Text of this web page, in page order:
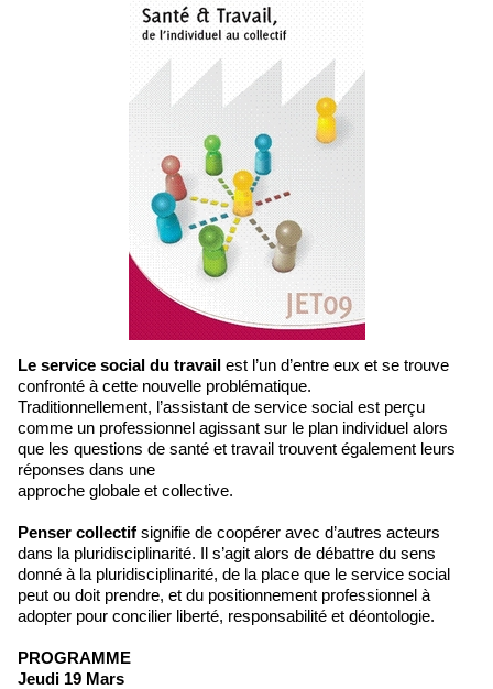
Le service social du travail est l’un d’entre eux et se trouve
confronté à cette nouvelle problématique.
Traditionnellement, l’assistant de service social est perçu
comme un professionnel agissant sur le plan individuel alors
que les questions de santé et travail trouvent également leurs
réponses dans une
approche globale et collective.
Penser collectif signifie de coopérer avec d’autres acteurs
dans la pluridisciplinarité. Il s’agit alors de débattre du sens
donné à la pluridisciplinarité, de la place que le service social
peut ou doit prendre, et du positionnement professionnel à
adopter pour concilier liberté, responsabilité et déontologie.
PROGRAMME
Jeudi 19 Mars